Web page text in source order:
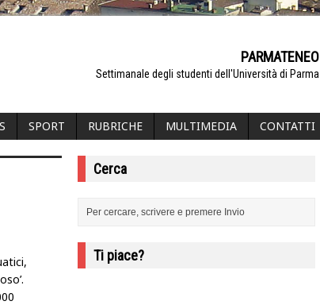
PARMATENEO
Settimanale degli studenti dell'Università di Parma
SPORT RUBRICHE MULTIMEDIA CONTATTI
Cerca
Ti piace?